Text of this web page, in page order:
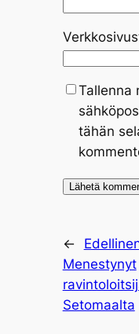
Tallenna
tähän
←
Menestynyt
Setomaalta